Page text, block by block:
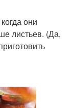
они
листьев. (Да,